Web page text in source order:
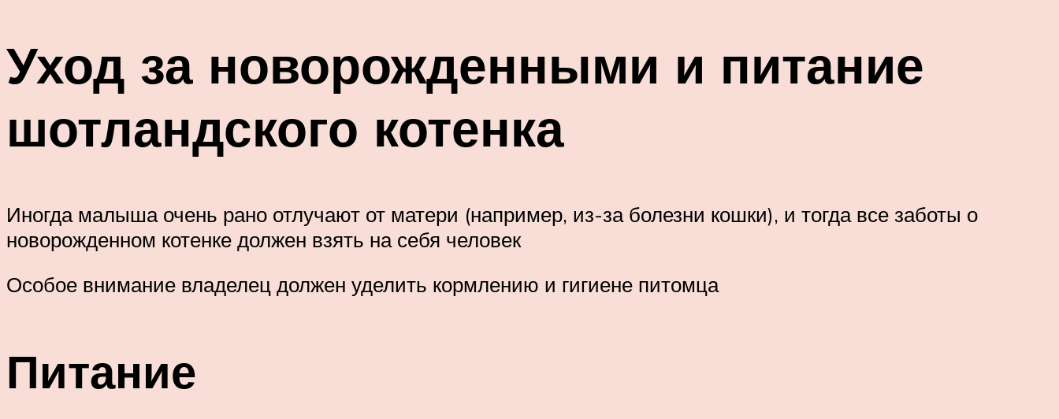
Уход за новорожденными и питание
шотландского котенка
Иногда малыша очень рано отлучают от матери (например, из-за болезни кошки), и тогда все заботы о
новорожденном котенке должен взять на себя человек
Особое внимание владелец должен уделить кормлению и гигиене питомца
Питание